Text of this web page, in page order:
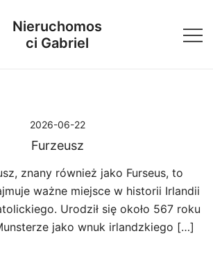
Nieruchomos
ci Gabriel
2026-06-22
Furzeusz
znany również jako Furseus, to
ważne miejsce w historii Irlandii
Urodził się około 567 roku
jako wnuk irlandzkiego […]